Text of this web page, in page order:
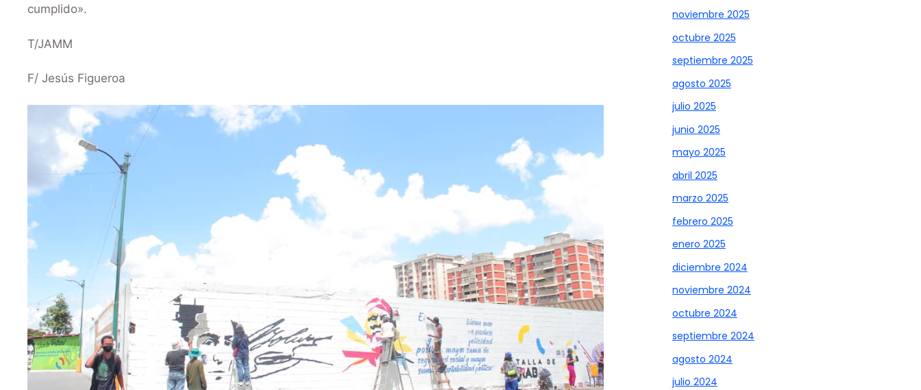
cumplido».
T/JAMM
F/ Jesús Figueroa
noviembre 2025
octubre 2025
septiembre 2025
agosto 2025
julio 2025
junio 2025
mayo 2025
abril 2025
marzo 2025
febrero 2025
enero 2025
diciembre 2024
noviembre 2024
octubre 2024
septiembre 2024
agosto 2024
julio 2024